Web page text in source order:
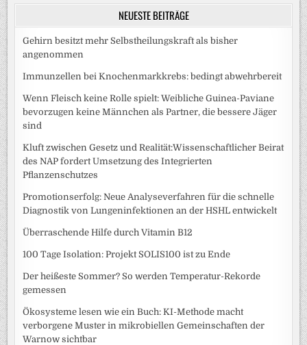
NEUESTE BEITRÄGE
Gehirn besitzt mehr Selbstheilungskraft als bisher
angenommen
Immunzellen bei Knochenmarkkrebs: bedingt abwehrbereit
Wenn Fleisch keine Rolle spielt: Weibliche Guinea-Paviane
bevorzugen keine Männchen als Partner, die bessere Jäger
sind
Kluft zwischen Gesetz und Realität:Wissenschaftlicher Beirat
des NAP fordert Umsetzung des Integrierten
Pflanzenschutzes
Promotionserfolg: Neue Analyseverfahren für die schnelle
Diagnostik von Lungeninfektionen an der HSHL entwickelt
Überraschende Hilfe durch Vitamin B12
100 Tage Isolation: Projekt SOLIS100 ist zu Ende
Der heißeste Sommer? So werden Temperatur-Rekorde
gemessen
Ökosysteme lesen wie ein Buch: KI-Methode macht
verborgene Muster in mikrobiellen Gemeinschaften der
Warnow sichtbar